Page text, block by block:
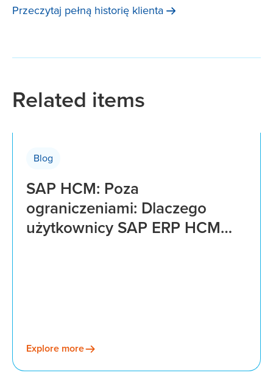
Przeczytaj pełną historię klienta
Related items
Blog
SAP HCM: Poza
ograniczeniami: Dlaczego
użytkownicy SAP ERP HCM
Explore more